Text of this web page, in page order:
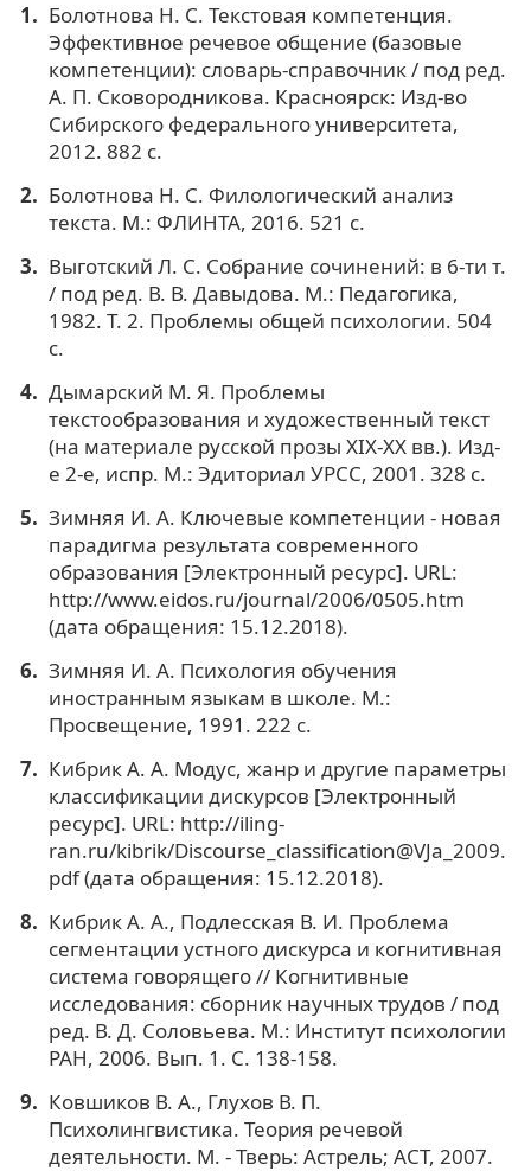
Болотнова Н. С. Текстовая компетенция.
Эффективное речевое общение (базовые
компетенции): словарь-справочник / под ред.
А. П. Сковородникова. Красноярск: Изд-во
Сибирского федерального университета,
2012. 882 с.
Болотнова Н. С. Филологический анализ
текста. М.: ФЛИНТА, 2016. 521 с.
Выготский Л. С. Собрание сочинений: в 6-ти т.
/ под ред. В. В. Давыдова. М.: Педагогика,
1982. Т. 2. Проблемы общей психологии. 504
с.
Дымарский М. Я. Проблемы
текстообразования и художественный текст
(на материале русской прозы XIX-XX вв.). Изд-
е 2-е, испр. М.: Эдиториал УРСС, 2001. 328 с.
Зимняя И. А. Ключевые компетенции - новая
парадигма результата современного
образования [Электронный ресурс]. URL:
http://www.eidos.ru/journal/2006/0505.htm
(дата обращения: 15.12.2018).
Зимняя И. А. Психология обучения
иностранным языкам в школе. М.:
Просвещение, 1991. 222 с.
Кибрик А. А. Модус, жанр и другие параметры
классификации дискурсов [Электронный
ресурс]. URL: http://iling-
ran.ru/kibrik/Discourse_classification@VJa_2009.
pdf (дата обращения: 15.12.2018).
Кибрик А. А., Подлесская В. И. Проблема
сегментации устного дискурса и когнитивная
система говорящего // Когнитивные
исследования: сборник научных трудов / под
ред. В. Д. Соловьева. М.: Институт психологии
РАН, 2006. Вып. 1. С. 138-158.
Ковшиков В. А., Глухов В. П.
Психолингвистика. Теория речевой
деятельности. М. - Тверь: Астрель; АСТ, 2007.